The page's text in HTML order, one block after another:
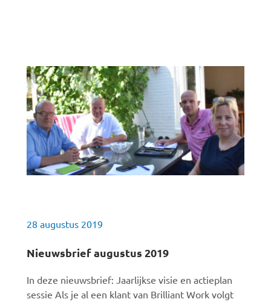
28 augustus 2019
Nieuwsbrief augustus 2019
In deze nieuwsbrief: Jaarlijkse visie en actieplan
sessie Als je al een klant van Brilliant Work volgt